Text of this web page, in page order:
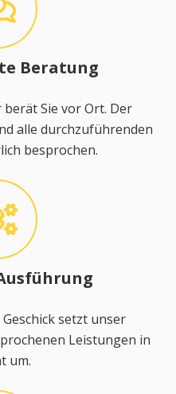
Beratung
Sie vor Ort. Der
alle durchzuführenden
besprochen.
setzt unser
Leistungen in
um.